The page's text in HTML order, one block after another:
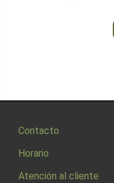
Contacto
Horario
Atención al cliente